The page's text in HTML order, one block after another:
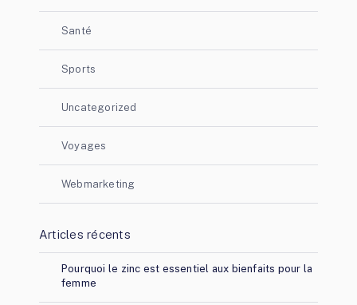
Santé
Sports
Uncategorized
Voyages
Webmarketing
Articles récents
Pourquoi le zinc est essentiel aux bienfaits pour la
femme